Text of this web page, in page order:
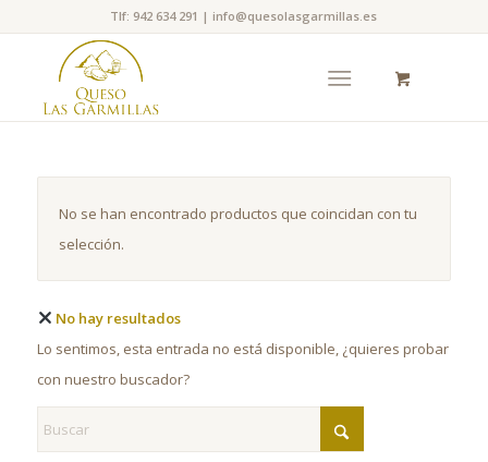
Tlf: 942 634 291 | info@quesolasgarmillas.es
No se han encontrado productos que coincidan con tu
selección.
No hay resultados
Lo sentimos, esta entrada no está disponible, ¿quieres probar
con nuestro buscador?